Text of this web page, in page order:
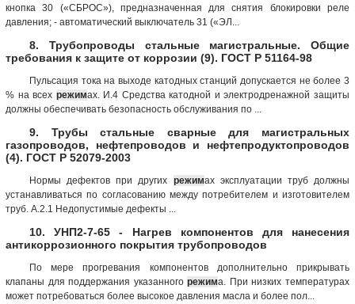
кнопка 30 («СБРОС»), предназначенная для снятия блокировки реле
давления; - автоматический выключатель 31 («ЭЛ...
8. Трубопроводы стальные магистральные. Общие
требования к защите от коррозии (9). ГОСТ Р 51164-98
Пульсация тока на выходе катодных станций допускается не более 3
% на всех режимах. И.4 Средства катодной и электродренажной защиты
должны обеспечивать безопасность обслуживания по ...
9. Трубы стальные сварные для магистральных
газопроводов, нефтепроводов и нефтепродуктопроводов
(4). ГОСТ Р 52079-2003
Нормы дефектов при других режимах эксплуатации труб должны
устанавливаться по согласованию между потребителем и изготовителем
труб. А.2.1 Недопустимые дефекты ...
10. УНП2-7-65 - Нагрев компонентов для нанесения
антикоррозионного покрытия трубопроводов
По мере прогревания компонентов дополнительно прикрывать
клапаны для поддержания указанногорежима. При низких температурах
может потребоваться более высокое давления масла и более пол...